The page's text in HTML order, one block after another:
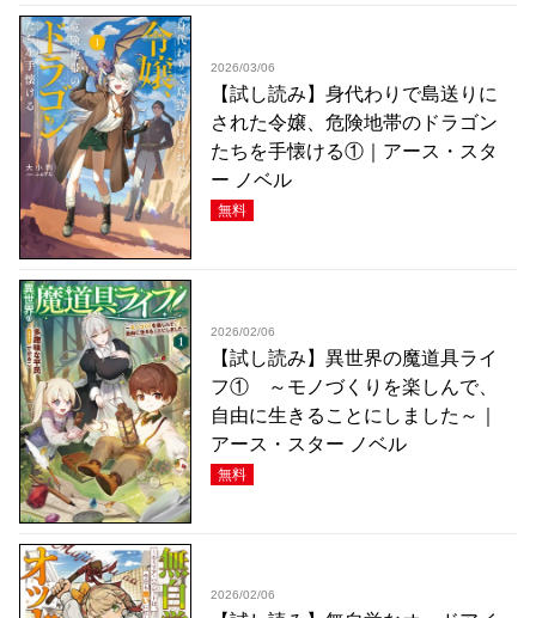
2026/03/06
【試し読み】身代わりで島送りに
された令嬢、危険地帯のドラゴン
たちを手懐ける①｜アース・スタ
ー ノベル
無料
2026/02/06
【試し読み】異世界の魔道具ライ
フ① ～モノづくりを楽しんで、
自由に生きることにしました～｜
アース・スター ノベル
無料
2026/02/06